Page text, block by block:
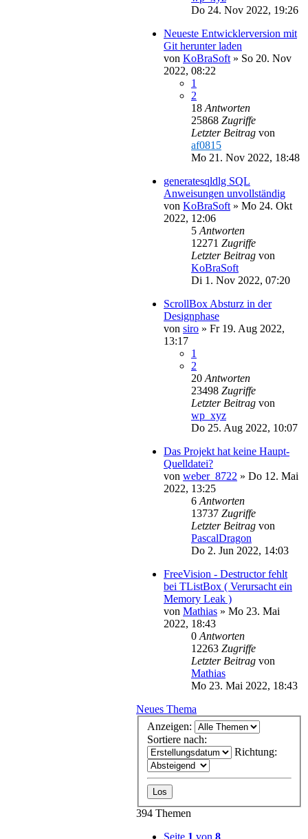
Do 24. Nov 2022, 19:26
Neueste Entwicklerversion mit
Git herunter laden
von KoBraSoft » So 20. Nov
2022, 08:22
1
2
18 Antworten
25868 Zugriffe
Letzter Beitrag von
af0815
Mo 21. Nov 2022, 18:48
generatesqldlg SQL
Anweisungen unvollständig
von KoBraSoft » Mo 24. Okt
2022, 12:06
5 Antworten
12271 Zugriffe
Letzter Beitrag von
KoBraSoft
Di 1. Nov 2022, 07:20
ScrollBox Absturz in der
Designphase
von siro » Fr 19. Aug 2022,
13:17
1
2
20 Antworten
23498 Zugriffe
Letzter Beitrag von
wp_xyz
Do 25. Aug 2022, 10:07
Das Projekt hat keine Haupt-
Quelldatei?
von weber_8722 » Do 12. Mai
2022, 13:25
6 Antworten
13737 Zugriffe
Letzter Beitrag von
PascalDragon
Do 2. Jun 2022, 14:03
FreeVision - Destructor fehlt
bei TListBox ( Verursacht ein
Memory Leak )
von Mathias » Mo 23. Mai
2022, 18:43
0 Antworten
12263 Zugriffe
Letzter Beitrag von
Mathias
Mo 23. Mai 2022, 18:43
Neues Thema
Anzeigen:
Sortiere nach:
Richtung:
394 Themen